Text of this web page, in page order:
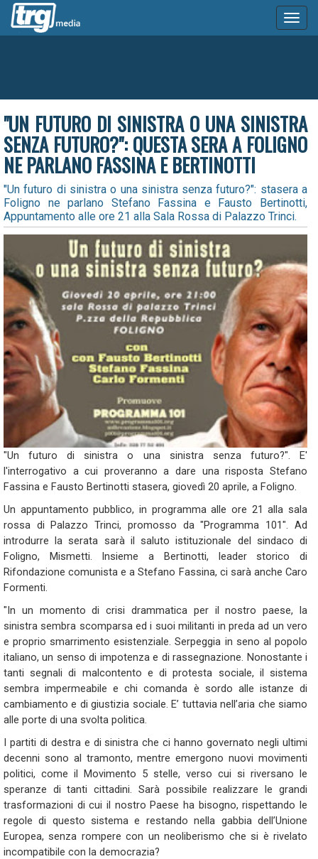
"UN FUTURO DI SINISTRA O UNA SINISTRA
SENZA FUTURO?": QUESTA SERA A FOLIGNO
NE PARLANO FASSINA E BERTINOTTI
"Un futuro di sinistra o una sinistra senza futuro?": stasera a
Foligno ne parlano Stefano Fassina e Fausto Bertinotti,
Appuntamento alle ore 21 alla Sala Rossa di Palazzo Trinci.
"Un futuro di sinistra o una sinistra senza futuro?". E'
l'interrogativo a cui proveranno a dare una risposta Stefano
Fassina e Fausto Bertinotti stasera, giovedì 20 aprile, a Foligno.
Un appuntamento pubblico, in programma alle ore 21 alla sala
rossa di Palazzo Trinci, promosso da "Programma 101". Ad
introdurre la serata sarà il saluto istituzionale del sindaco di
Foligno, Mismetti. Insieme a Bertinotti, leader storico di
Rifondazione comunista e a Stefano Fassina, ci sarà anche Caro
Formenti.
"In un momento di crisi drammatica per il nostro paese, la
sinistra sembra scomparsa ed i suoi militanti in preda ad un vero
e proprio smarrimento esistenziale. Serpeggia in seno al popolo
italiano, un senso di impotenza e di rassegnazione. Nonostante i
tanti segnali di malcontento e di protesta sociale, il sistema
sembra impermeabile e chi comanda è sordo alle istanze di
cambiamento e di giustizia sociale. E’ tuttavia nell’aria che siamo
alle porte di una svolta politica.
I partiti di destra e di sinistra che ci hanno governato negli ultimi
decenni sono al tramonto, mentre emergono nuovi movimenti
politici, come il Movimento 5 stelle, verso cui si riversano le
speranze di tanti cittadini. Sarà possibile realizzare le grandi
trasformazioni di cui il nostro Paese ha bisogno, rispettando le
regole di questo sistema e restando nella gabbia dell’Unione
Europea, senza rompere con un neoliberismo che si è rivelato
incompatibile con la democrazia?